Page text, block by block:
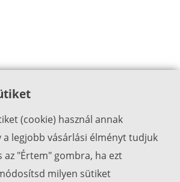
(cookie) használ annak
a legjobb vásárlási élményt tudjuk
"Értem" gombra, ha ezt
milyen sütiket